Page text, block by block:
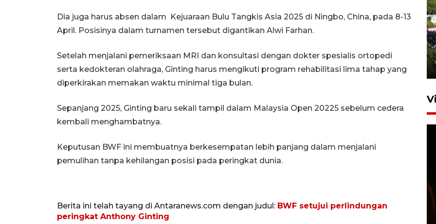
Dia juga harus absen dalam Kejuaraan Bulu Tangkis Asia 2025 di Ningbo, China, pada 8-13
April. Posisinya dalam turnamen tersebut digantikan Alwi Farhan.
Setelah menjalani pemeriksaan MRI dan konsultasi dengan dokter spesialis ortopedi
serta kedokteran olahraga, Ginting harus mengikuti program rehabilitasi lima tahap yang
diperkirakan memakan waktu minimal tiga bulan.
Sepanjang 2025, Ginting baru sekali tampil dalam Malaysia Open 20225 sebelum cedera
kembali menghambatnya.
Keputusan BWF ini membuatnya berkesempatan lebih panjang dalam menjalani
pemulihan tanpa kehilangan posisi pada peringkat dunia.
Berita ini telah tayang di Antaranews.com dengan judul: BWF setujui perlindungan
peringkat Anthony Ginting
UPACARA HUT KE-78
GORONTALO
17 Agustus 2023 15:58
kandungan gizi paket MBG
Ramadhan